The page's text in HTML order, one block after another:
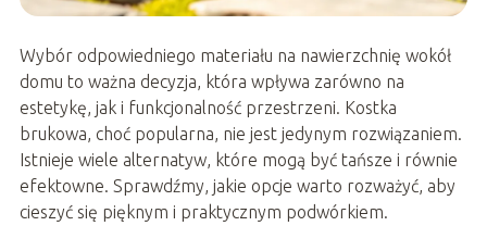
Wybór odpowiedniego materiału na nawierzchnię wokół
domu to ważna decyzja, która wpływa zarówno na
estetykę, jak i funkcjonalność przestrzeni. Kostka
brukowa, choć popularna, nie jest jedynym rozwiązaniem.
Istnieje wiele alternatyw, które mogą być tańsze i równie
efektowne. Sprawdźmy, jakie opcje warto rozważyć, aby
cieszyć się pięknym i praktycznym podwórkiem.